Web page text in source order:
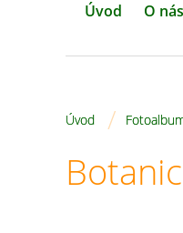
Úvod O nás
Úvod /